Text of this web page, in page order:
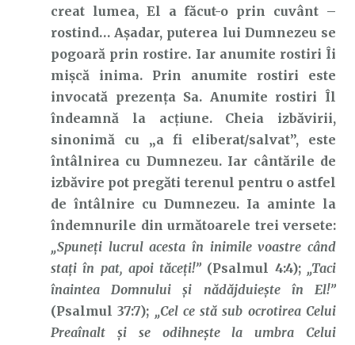
creat lumea, El a făcut-o prin cuvânt –
rostind… Așadar, puterea lui Dumnezeu se
pogoară prin rostire. Iar anumite rostiri Îi
mișcă inima. Prin anumite rostiri este
invocată prezența Sa. Anumite rostiri Îl
îndeamnă la acțiune. Cheia izbăvirii,
sinonimă cu „a fi eliberat/salvat”, este
întâlnirea cu Dumnezeu. Iar cântările de
izbăvire pot pregăti terenul pentru o astfel
de întâlnire cu Dumnezeu. Ia aminte la
îndemnurile din următoarele trei versete:
„Spuneţi lucrul acesta în inimile voastre când
staţi în pat, apoi tăceţi!” (Psalmul 4:4); „Taci
înaintea Domnului şi nădăjduieşte în El!”
(Psalmul 37:7); „Cel ce stă sub ocrotirea Celui
Preaînalt şi se odihneşte la umbra Celui